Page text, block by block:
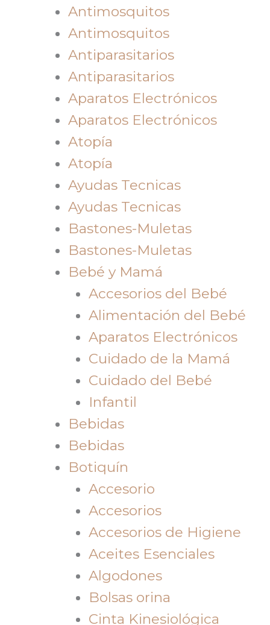
Antimosquitos
Antimosquitos
Antiparasitarios
Antiparasitarios
Aparatos Electrónicos
Aparatos Electrónicos
Atopía
Atopía
Ayudas Tecnicas
Ayudas Tecnicas
Bastones-Muletas
Bastones-Muletas
Bebé y Mamá
Accesorios del Bebé
Alimentación del Bebé
Aparatos Electrónicos
Cuidado de la Mamá
Cuidado del Bebé
Infantil
Bebidas
Bebidas
Botiquín
Accesorio
Accesorios
Accesorios de Higiene
Aceites Esenciales
Algodones
Bolsas orina
Cinta Kinesiológica